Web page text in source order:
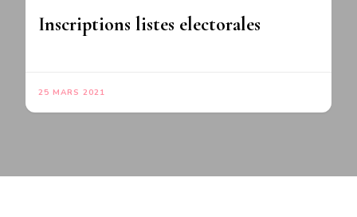
Inscriptions listes electorales
25 MARS 2021